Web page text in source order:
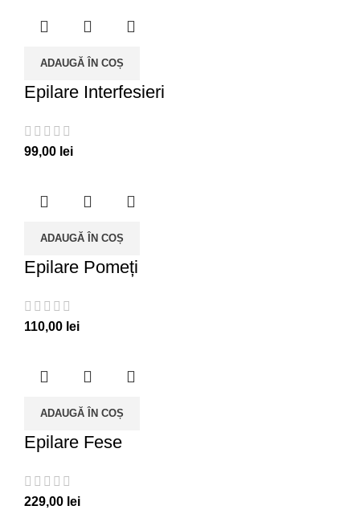
ADAUGĂ ÎN COȘ
Epilare Interfesieri
99,00 lei
ADAUGĂ ÎN COȘ
Epilare Pomeți
110,00 lei
ADAUGĂ ÎN COȘ
Epilare Fese
229,00 lei